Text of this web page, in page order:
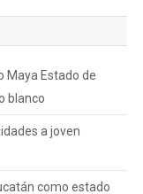
Maya Estado de
blanco
a joven
como estado